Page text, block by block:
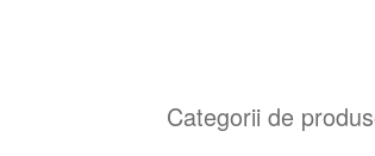
Categorii de